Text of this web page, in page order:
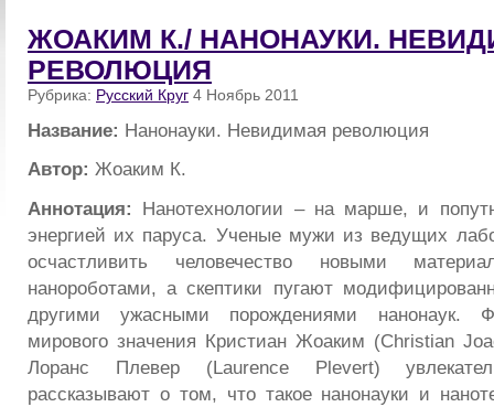
ЖОАКИМ К./ НАНОНАУКИ.
РЕВОЛЮЦИЯ
Рубрика: Русский Круг 4 Ноябрь 2011
Название: Нанонауки. Невидимая революция
Автор: Жоаким К.
Аннотация: Нанотехнологии – на марше, и
энергией их паруса. Ученые мужи из ведущих
осчастливить человечество новыми
нанороботами, а скептики пугают
другими ужасными порождениями нанонаук.
мирового значения Кристиан Жоаким (Christian
Лоранс Плевер (Laurence Plevert)
рассказывают о том, что такое нанонауки и